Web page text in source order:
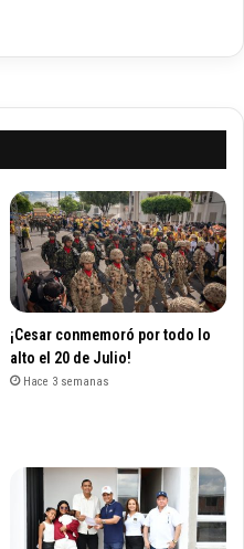
¡Cesar conmemoró por todo lo
alto el 20 de Julio!
Hace 3 semanas